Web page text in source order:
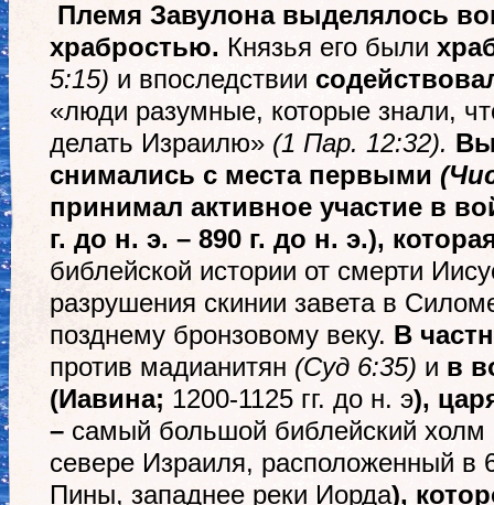
Племя Завулона выделялось
храбростью. Князья его были
5:15) и впоследствии
«люди разумные, которые знали,
делать Израилю» (1 Пар. 12:32).
снимались с места первыми
принимал активное участие в
г. до н. э. – 890 г. до н. э.),
библейской истории от смерти
разрушения скинии завета в
позднему бронзовому веку. В
против мадианитян (Суд 6:35) и в
(Иавина; 1200-1125 гг. до н. э),
– самый большой библейский холм
севере Израиля, расположенный в
Пины, западнее реки Иорда),